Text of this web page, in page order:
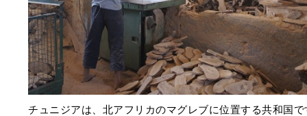
チュニジアは、北アフリカのマグレブに位置する共和国